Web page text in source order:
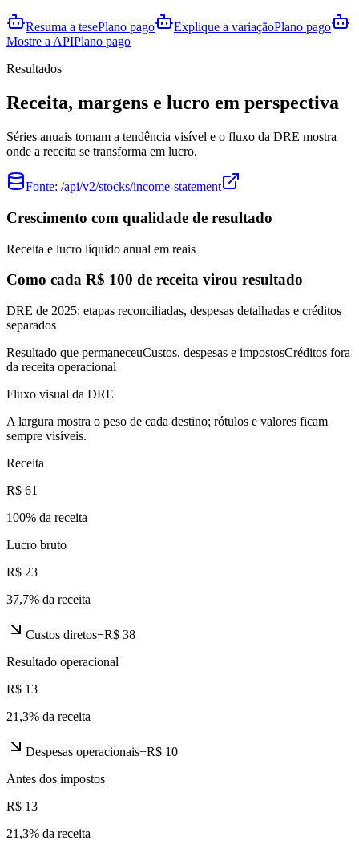
Resuma a tesePlano pago Explique a variaçãoPlano pago
Mostre a APIPlano pago
Resultados
Receita, margens e lucro em perspectiva
Séries anuais tornam a tendência visível e o fluxo da DRE mostra
onde a receita se transforma em lucro.
Fonte: /api/v2/stocks/income-statement
Crescimento com qualidade de resultado
Receita e lucro líquido anual em reais
Como cada R$ 100 de receita virou resultado
DRE de 2025: etapas reconciliadas, despesas detalhadas e créditos
separados
Resultado que permaneceuCustos, despesas e impostosCréditos fora
da receita operacional
Fluxo visual da DRE
A largura mostra o peso de cada destino; rótulos e valores ficam
sempre visíveis.
Receita
R$ 61
100% da receita
Lucro bruto
R$ 23
37,7% da receita
Custos diretos−R$ 38
Resultado operacional
R$ 13
21,3% da receita
Despesas operacionais−R$ 10
Antes dos impostos
R$ 13
21,3% da receita